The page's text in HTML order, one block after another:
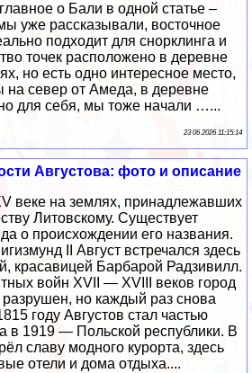
о Бали в одной статье –
уже рассказывали, восточное
подходит для снорклинга и
точек расположено в деревне
но есть одно интересное место,
на север от Амеда, в деревне
для себя, мы тоже начали …...
23 06 2026 11:15:14
Августова: фото и описание
веке на землях, принадлежавших
Литовскому. Существует
о происхождении его названия.
II Август встречался здесь
красавицей Барбарой Радзивилл.
войн XVII — XVIII веков город
но каждый раз снова
году Августов стал частью
в 1919 — Польской республики. В
славу модного курорта, здесь
отели и дома отдыха....